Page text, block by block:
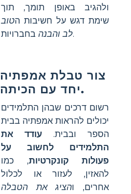
ולהגיב באופן תומך, תוך
שימת דגש על חשיבות הטוב
לב והבנהבחברויות.
צור טבלת אמפתיה
יחד עם הכיתה.
רשום דרכים שבהן התלמידים
יכולים להראות אמפתיה בבית
הספר ובבית. עודד את
התלמידים לחשוב על
פעולות קונקרטיות, כמו
להאזין, לעזור או לכלול
אחרים, והציג את הטבלה